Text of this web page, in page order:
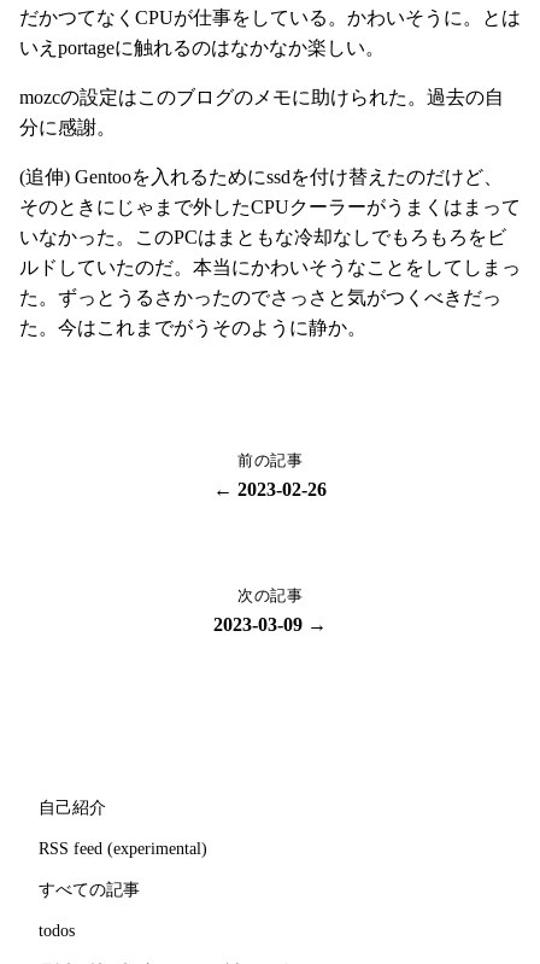
だかつてなくCPUが仕事をしている。かわいそうに。とは
いえportageに触れるのはなかなか楽しい。
mozcの設定はこのブログのメモに助けられた。過去の自
分に感謝。
(追伸) Gentooを入れるためにssdを付け替えたのだけど、
そのときにじゃまで外したCPUクーラーがうまくはまって
いなかった。このPCはまともな冷却なしでもろもろをビ
ルドしていたのだ。本当にかわいそうなことをしてしまっ
た。ずっとうるさかったのでさっさと気がつくべきだっ
た。今はこれまでがうそのように静か。
前の記事
← 2023-02-26
次の記事
2023-03-09 →
自己紹介
RSS feed (experimental)
すべての記事
todos